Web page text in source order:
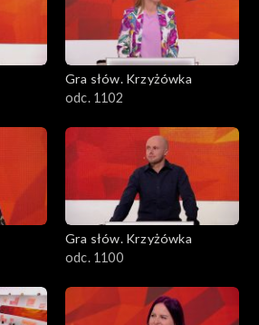
Gra słów. Krzyżówka
odc. 1102
Gra słów. Krzyżówka
odc. 1100